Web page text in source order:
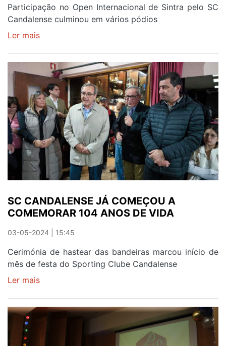
Participação no Open Internacional de Sintra pelo SC
Candalense culminou em vários pódios
Ler mais
CANDALENSE
SOMOU
10
MEDALHAS
EM
SINTRA
SC CANDALENSE JÁ COMEÇOU A
COMEMORAR 104 ANOS DE VIDA
03-05-2024 | 15:45
Cerimónia de hastear das bandeiras marcou início de
mês de festa do Sporting Clube Candalense
Ler mais